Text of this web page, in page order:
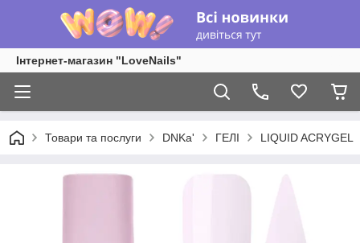
Інтернет-магазин "LoveNails"
Товари та послуги DNKa' ГЕЛІ LIQUID ACRYGEL